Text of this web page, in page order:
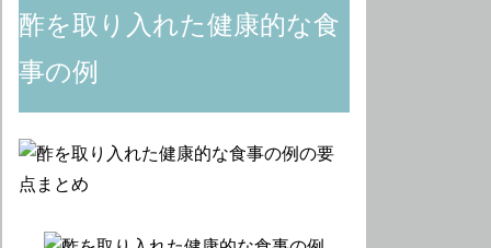
酢を取り入れた健康的な食
事の例